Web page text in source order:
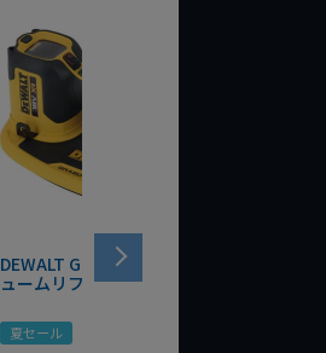
DEWALT GRABO 18V電動バキ
ュームリフター DCE590N-XJ
夏セール